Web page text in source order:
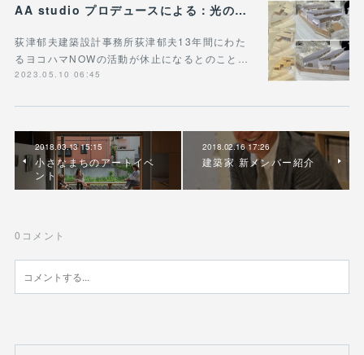
AA studio プロデュースによる：光のいきわたる平屋/峰岡町の住宅
荻津郁夫建築設計事務所荻津郁夫13年間にわた
るヨコハマNOWの活動が休止になるとのこと…
2023.05.10 06:45
2018.03.13 15:15
小さなまちのアートイベ
ント
2018.02.16 17:26
建築家 新メンバー紹介
0 コメント